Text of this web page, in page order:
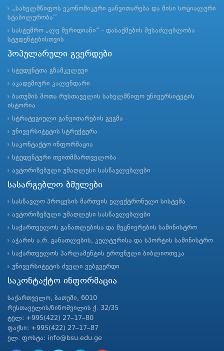
„სახელმწიფოს ეკონომიკური განვითარება და მისი სოციალური
სტაბილურობა’’
სასტუმრო „ლე მერიდიანი“ - დასაქმების შესაძლებლობა
სტუდენტებისთვის
პოპულარული გვერდები
სტუდენტთა გზამკვლევი
აკადემიური კალენდარი
ბათუმის შოთა რუსთაველის სახელმწიფო უნივერსიტეტის
ისტორია
სტრატეგიული განვითარების გეგმა
უნივერსიტეტის სტრუქტურა
საკონტაქტო ინფორმაცია
სტუდენტური თვითმმართველობა
ავტორიზებული უმაღლესი სასწავლებლები
სასარგებლო ბმულები
სასწავლო პროცესის მართვის ელექტრონული სისტემა
ავტორიზებული უმაღლესი სასწავლებლები
საქართველოს განათლებისა და მეცნიერების სამინისტრო
აჭარის ა.რ. განათლების, კულტურისა და სპორტის სამინისტრო
საქართველოს პარლამენტის ეროვნული ბიბლიოთეკა
უნივერსიტეტის ძველი ვებგვერდი
საკონტაქტო ინფორმაცია
საქართველო, ბათუმი, 6010
რუსთაველის/ნინოშვილის ქ. 32/35
ტელ: +995(422) 27–17–80
ფაქსი: +995(422) 27–17–87
ელ. ფოსტა: info@bsu.edu.ge